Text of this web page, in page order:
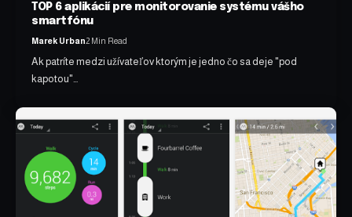
TOP 6 aplikácií pre monitorovanie systému vášho
smartfónu
Marek Urban2 Min Read
Ak patríte medzi užívateľov ktorým je jedno čo sa deje "pod
kapotou"…